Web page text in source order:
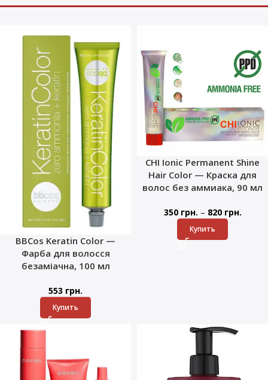
BBCos Keratin Color —
Фарба для волосся
безаміачна, 100 мл
553 грн.
Купить
CHI Ionic Permanent Shine
Hair Color — Краска для
волос без аммиака, 90 мл
350 грн. – 820 грн.
Купить